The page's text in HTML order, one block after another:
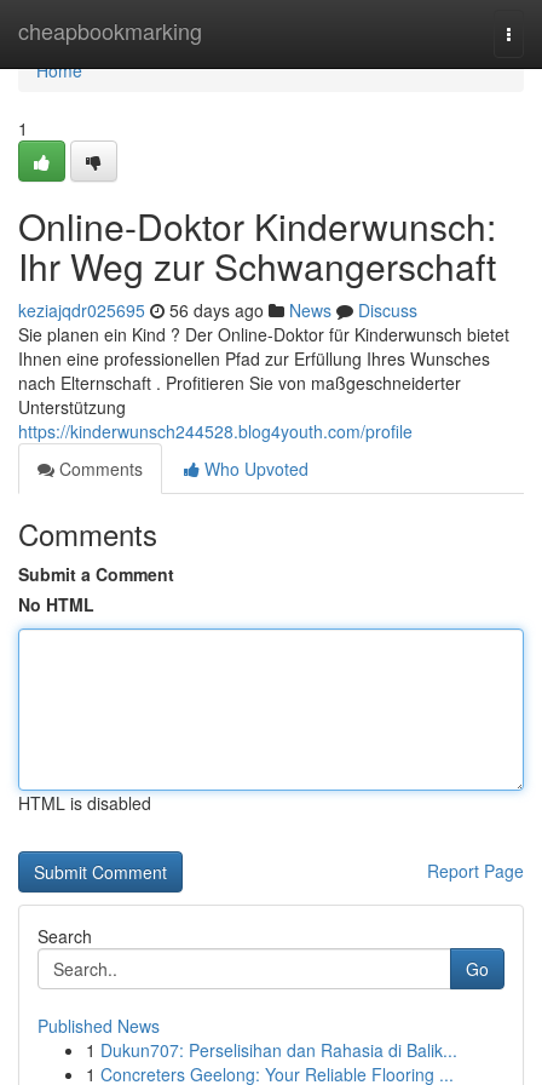
cheapbookmarking
Home
Home
1
Online-Doktor Kinderwunsch:
Ihr Weg zur Schwangerschaft
keziajqdr025695 56 days ago News
Discuss
Sie planen ein Kind ? Der Online-Doktor für Kinderwunsch bietet
Ihnen eine professionellen Pfad zur Erfüllung Ihres Wunsches
nach Elternschaft . Profitieren Sie von maßgeschneiderter
Unterstützung
https://kinderwunsch244528.blog4youth.com/profile
Comments
Who Upvoted
Comments
Submit a Comment
No HTML
HTML is disabled
Report Page
Search
Go
Published News
1 Dukun707: Perselisihan dan Rahasia di Balik...
1 Concreters Geelong: Your Reliable Flooring ...